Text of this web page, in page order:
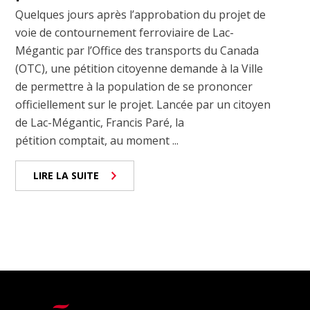
Quelques jours après l’approbation du projet de
voie de contournement ferroviaire de Lac-
Mégantic par l’Office des transports du Canada
(OTC), une pétition citoyenne demande à la Ville
de permettre à la population de se prononcer
officiellement sur le projet. Lancée par un citoyen
de Lac-Mégantic, Francis Paré, la
pétition comptait, au moment ...
LIRE LA SUITE